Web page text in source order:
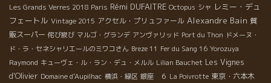
Les Grands Verres 2018 Paris Rémi DUFAITRE Octopus シャ レミー・デュ
フェートル Vintage 2015 アクセル・プリュファール Alexandre Bain 質
販スーパー 侘び寂び マルゴ・グランデ アンヴァリッド Port du Thon ドメーヌ・
ド・ラ・セネシャリエールのミワコさん Breze 11 Fer du Sang 16 Yorozuya
Raymond キューヴェ・ル・ラン・デュ・メルル Lilian Bauchet Les Vignes
d'Olivier Domaine d'Aupilhac 横浜・緑区 銀座 ６ La Poivrotte 東京・六本木